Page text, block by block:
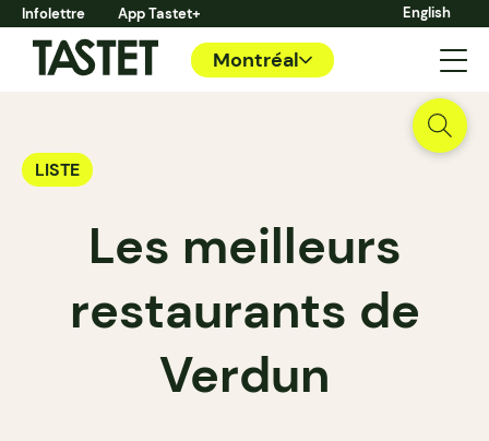
Infolettre App Tastet+ English
Montréal
LISTE
Les meilleurs
restaurants de
Verdun